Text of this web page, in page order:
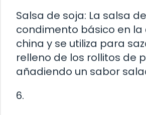
Salsa de soja: La salsa
condimento básico en la
china y se utiliza para
relleno de los rollitos de
añadiendo un sabor
6.